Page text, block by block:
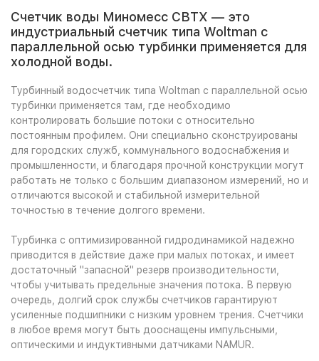
Счетчик воды Миномесс СВТХ — это
индустриальный счетчик типа Woltman с
параллельной осью турбинки применяется для
холодной воды.
Турбинный водосчетчик типа Woltman с параллельной осью
турбинки применяется там, где необходимо
контролировать большие потоки с относительно
постоянным профилем. Они специально сконструированы
для городских служб, коммунального водоснабжения и
промышленности, и благодаря прочной конструкции могут
работать не только с большим диапазоном измерений, но и
отличаются высокой и стабильной измерительной
точностью в течение долгого времени.
Турбинка с оптимизированной гидродинамикой надежно
приводится в действие даже при малых потоках, и имеет
достаточный "запасной" резерв производительности,
чтобы учитывать предельные значения потока. В первую
очередь, долгий срок службы счетчиков гарантируют
усиленные подшипники с низким уровнем трения. Счетчики
в любое время могут быть дооснащены импульсными,
оптическими и индуктивными датчиками NAMUR.